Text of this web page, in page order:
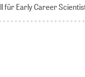
Early Career